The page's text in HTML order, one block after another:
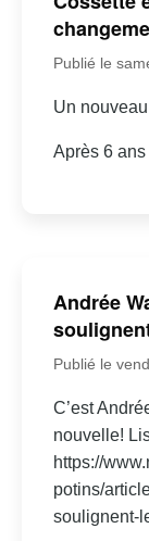
Publié le
Un
Après 6
Andrée
Publié le
C’est
nouvelle!
https://
potins/
soulignent-